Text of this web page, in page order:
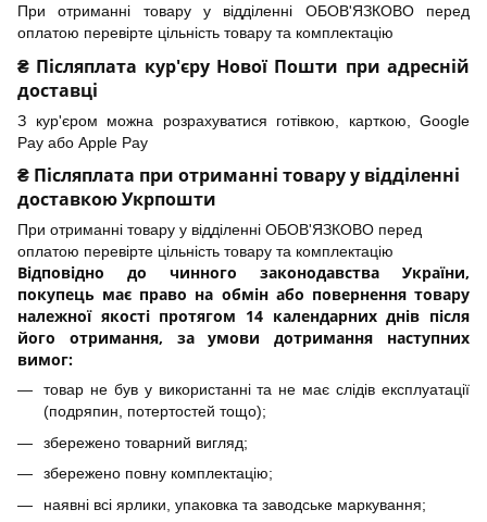
При отриманні товару у відділенні ОБОВ'ЯЗКОВО перед
оплатою перевірте цільність товару та комплектацію
₴ Післяплата кур'єру Нової Пошти при адресній
доставці
З кур'єром можна розрахуватися готівкою, карткою, Google
Pay або Apple Pay
₴ Післяплата при отриманні товару у відділенні
доставкою Укрпошти
При отриманні товару у відділенні ОБОВ'ЯЗКОВО перед
оплатою перевірте цільність товару та комплектацію
Відповідно до чинного законодавства України,
покупець має право на обмін або повернення товару
належної якості протягом 14 календарних днів після
його отримання, за умови дотримання наступних
вимог:
товар не був у використанні та не має слідів експлуатації
(подряпин, потертостей тощо);
збережено товарний вигляд;
збережено повну комплектацію;
наявні всі ярлики, упаковка та заводське маркування;